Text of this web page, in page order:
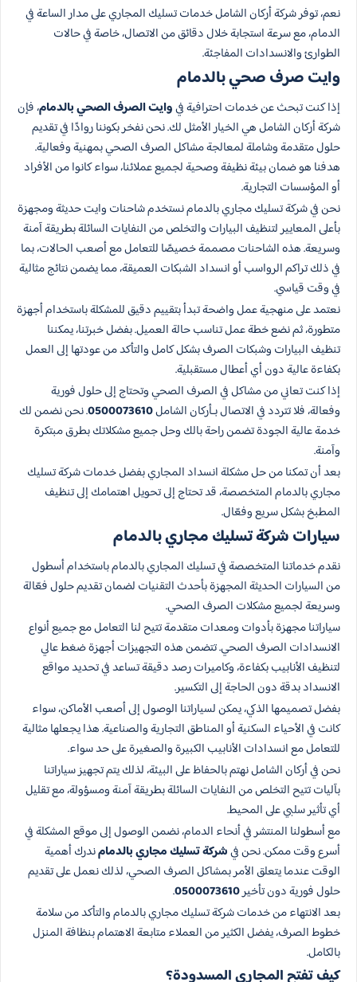
نعم، توفر شركة أركان الشامل خدمات تسليك المجاري على مدار الساعة في
الدمام، مع سرعة استجابة خلال دقائق من الاتصال، خاصة في حالات
الطوارئ والانسدادات المفاجئة.
وايت صرف صحي بالدمام
إذا كنت تبحث عن خدمات احترافية فيوايت الصرف الصحي بالدمام، فإن
شركة أركان الشامل هي الخيار الأمثل لك. نحن نفخر بكوننا روادًا في تقديم
حلول متقدمة وشاملة لمعالجة مشاكل الصرف الصحي بمهنية وفعالية.
هدفنا هو ضمان بيئة نظيفة وصحية لجميع عملائنا، سواء كانوا من الأفراد
أو المؤسسات التجارية.
نحن في شركة تسليك مجاري بالدمام نستخدم شاحنات وايت حديثة ومجهزة
بأعلى المعايير لتنظيف البيارات والتخلص من النفايات السائلة بطريقة آمنة
وسريعة. هذه الشاحنات مصممة خصيصًا للتعامل مع أصعب الحالات، بما
في ذلك تراكم الرواسب أو انسداد الشبكات العميقة، مما يضمن نتائج مثالية
في وقت قياسي.
نعتمد على منهجية عمل واضحة تبدأ بتقييم دقيق للمشكلة باستخدام أجهزة
متطورة، ثم نضع خطة عمل تناسب حالة العميل. بفضل خبرتنا، يمكننا
تنظيف البيارات وشبكات الصرف بشكل كامل والتأكد من عودتها إلى العمل
بكفاءة عالية دون أي أعطال مستقبلية.
إذا كنت تعاني من مشاكل في الصرف الصحي وتحتاج إلى حلول فورية
وفعالة، فلا تتردد في الاتصال بـأركان الشامل0500073610. نحن نضمن لك
خدمة عالية الجودة تضمن راحة بالك وحل جميع مشكلاتك بطرق مبتكرة
وآمنة.
بعد أن تمكنا من حل مشكلة انسداد المجاري بفضل خدمات شركة تسليك
مجاري بالدمام المتخصصة، قد تحتاج إلى تحويل اهتمامك إلى تنظيف
المطبخ بشكل سريع وفعّال.
سيارات شركة تسليك مجاري بالدمام
نقدم خدماتنا المتخصصة في تسليك المجاري بالدمام باستخدام أسطول
من السيارات الحديثة المجهزة بأحدث التقنيات لضمان تقديم حلول فعّالة
وسريعة لجميع مشكلات الصرف الصحي.
سياراتنا مجهزة بأدوات ومعدات متقدمة تتيح لنا التعامل مع جميع أنواع
الانسدادات الصرف الصحي. تتضمن هذه التجهيزات أجهزة ضغط عالي
لتنظيف الأنابيب بكفاءة، وكاميرات رصد دقيقة تساعد في تحديد مواقع
الانسداد بدقة دون الحاجة إلى التكسير.
بفضل تصميمها الذكي، يمكن لسياراتنا الوصول إلى أصعب الأماكن، سواء
كانت في الأحياء السكنية أو المناطق التجارية والصناعية. هذا يجعلها مثالية
للتعامل مع انسدادات الأنابيب الكبيرة والصغيرة على حد سواء.
نحن في أركان الشامل نهتم بالحفاظ على البيئة، لذلك يتم تجهيز سياراتنا
بآليات تتيح التخلص من النفايات السائلة بطريقة آمنة ومسؤولة، مع تقليل
أي تأثير سلبي على المحيط.
مع أسطولنا المنتشر في أنحاء الدمام، نضمن الوصول إلى موقع المشكلة في
أسرع وقت ممكن. نحن فيشركة تسليك مجاري بالدمامندرك أهمية
الوقت عندما يتعلق الأمر بمشاكل الصرف الصحي، لذلك نعمل على تقديم
حلول فورية دون تأخير0500073610
.
بعد الانتهاء من خدمات شركة تسليك مجاري بالدمام والتأكد من سلامة
خطوط الصرف، يفضل الكثير من العملاء متابعة الاهتمام بنظافة المنزل
بالكامل.
كيف تفتح المجاري المسدودة؟